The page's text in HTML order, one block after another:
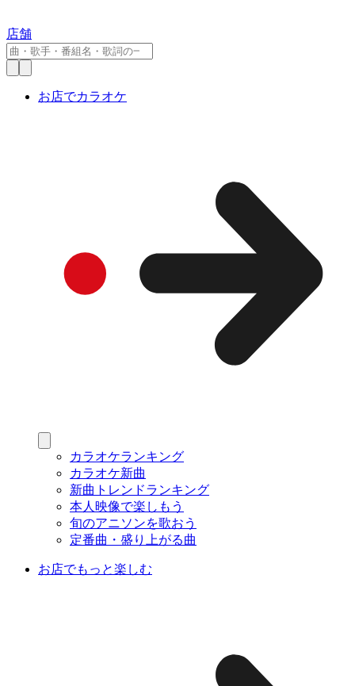
店舗
お店でカラオケ
カラオケランキング
カラオケ新曲
新曲トレンドランキング
本人映像で楽しもう
旬のアニソンを歌おう
定番曲・盛り上がる曲
お店でもっと楽しむ